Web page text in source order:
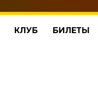
КЛУБ БИЛЕТЫ